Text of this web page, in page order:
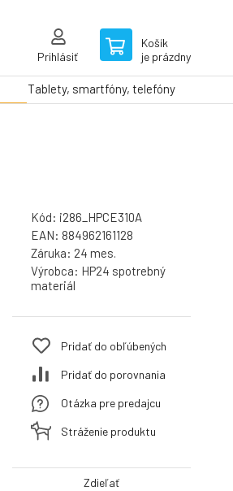
Prihlásiť
Košík
je prázdny
Tablety, smartfóny, telefóny
Kód: i286_HPCE310A
EAN: 884962161128
Záruka: 24 mes.
Výrobca: HP24 spotrebný
materiál
Pridať do obľúbených
Pridať do porovnania
Otázka pre predajcu
Stráženie produktu
Zdieľať